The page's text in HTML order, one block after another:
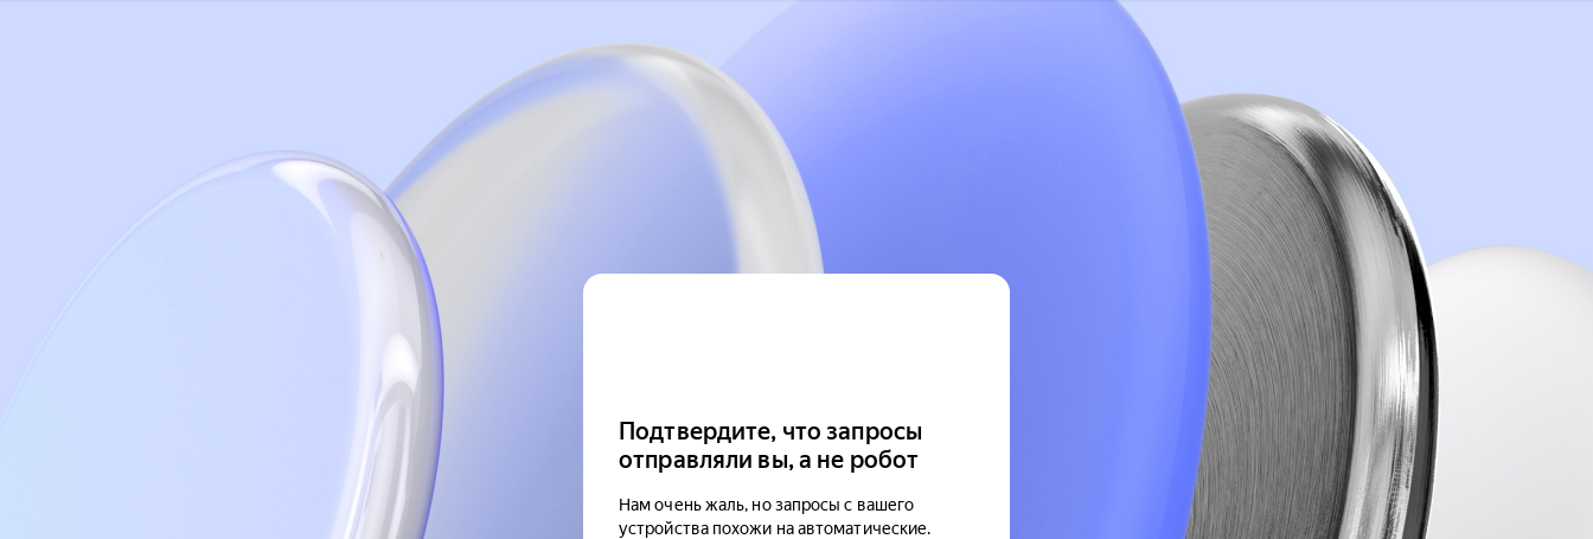
Подтвердите, что запросы
отправляли вы, а не робот
Нам очень жаль, но запросы с вашего
устройства похожи на автоматические.